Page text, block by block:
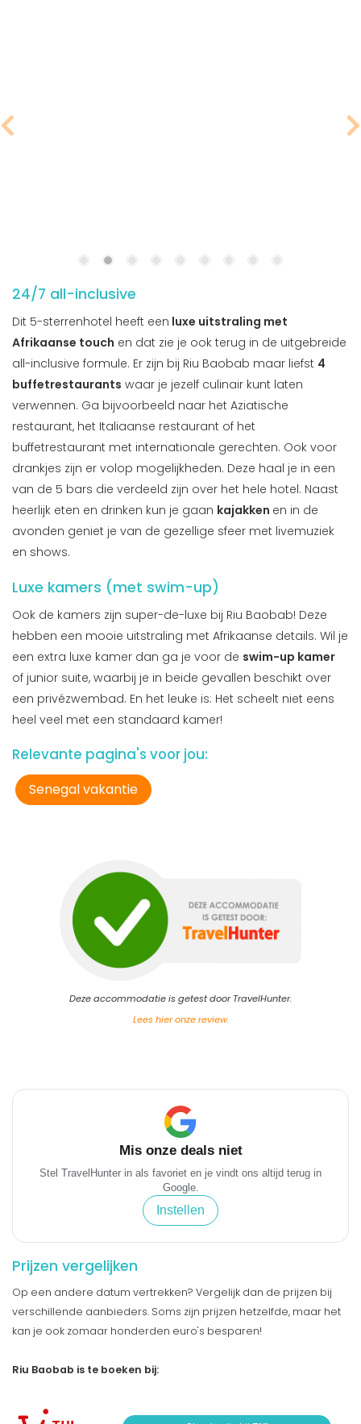
24/7 all-inclusive
Dit 5-sterrenhotel heeft een luxe uitstraling met
Afrikaanse touch en dat zie je ook terug in de uitgebreide
all-inclusive formule. Er zijn bij Riu Baobab maar liefst 4
buffetrestaurants waar je jezelf culinair kunt laten
verwennen. Ga bijvoorbeeld naar het Aziatische
restaurant, het Italiaanse restaurant of het
buffetrestaurant met internationale gerechten. Ook voor
drankjes zijn er volop mogelijkheden. Deze haal je in een
van de 5 bars die verdeeld zijn over het hele hotel. Naast
heerlijk eten en drinken kun je gaan kajakken en in de
avonden geniet je van de gezellige sfeer met livemuziek
en shows.
Luxe kamers (met swim-up)
Ook de kamers zijn super-de-luxe bij Riu Baobab! Deze
hebben een mooie uitstraling met Afrikaanse details. Wil je
een extra luxe kamer dan ga je voor de swim-up kamer
of junior suite, waarbij je in beide gevallen beschikt over
een privézwembad. En het leuke is: Het scheelt niet eens
heel veel met een standaard kamer!
Relevante pagina's voor jou:
Senegal vakantie
Deze accommodatie is getest door TravelHunter.
Lees hier onze review.
Mis onze deals niet
Stel TravelHunter in als favoriet en je vindt ons altijd terug in
Google.
Instellen
Prijzen vergelijken
Op een andere datum vertrekken? Vergelijk dan de prijzen bij
verschillende aanbieders. Soms zijn prijzen hetzelfde, maar het
kan je ook zomaar honderden euro's besparen!
Riu Baobab is te boeken bij: